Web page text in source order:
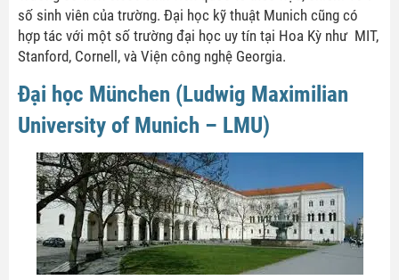
số sinh viên của trường. Đại học kỹ thuật Munich cũng có
hợp tác với một số trường đại học uy tín tại Hoa Kỳ như MIT,
Stanford, Cornell, và Viện công nghệ Georgia.
Đại học München (Ludwig Maximilian
University of Munich – LMU)